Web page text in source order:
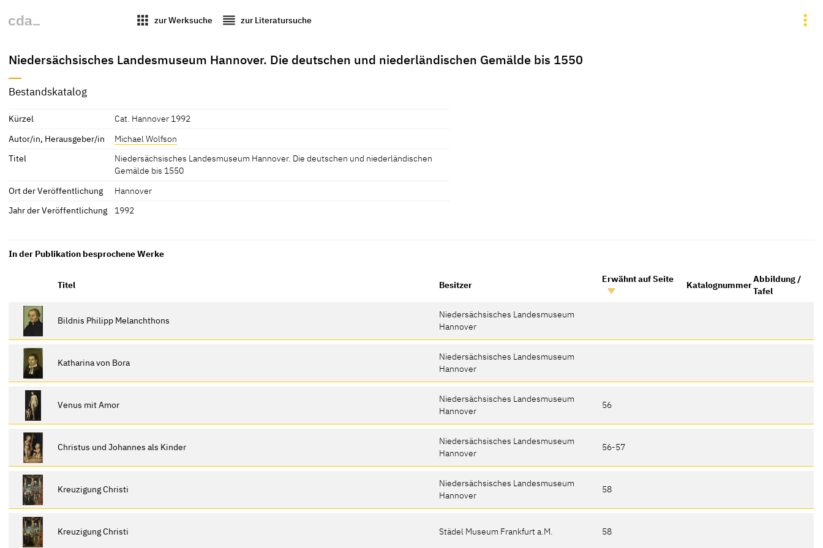
apps zur Werksuche reorder zur Literatursuche
Niedersächsisches Landesmuseum Hannover. Die deutschen und niederländischen Gemälde bis 1550
Bestandskatalog
Kürzel
Cat. Hannover 1992
Autor/in, Herausgeber/in
Michael Wolfson
Titel
Niedersächsisches Landesmuseum Hannover. Die deutschen und niederländischen
Gemälde bis 1550
Ort der Veröffentlichung
Hannover
Jahr der Veröffentlichung
1992
In der Publikation besprochene Werke
Titel Besitzer
Erwähnt auf Seite
Katalognummer
Abbildung /
Tafel
Bildnis Philipp Melanchthons
Niedersächsisches Landesmuseum
Hannover
Katharina von Bora
Niedersächsisches Landesmuseum
Hannover
Venus mit Amor
Niedersächsisches Landesmuseum
Hannover
56
Christus und Johannes als Kinder
Niedersächsisches Landesmuseum
Hannover
56-57
Kreuzigung Christi
Niedersächsisches Landesmuseum
Hannover
58
Kreuzigung Christi Städel Museum Frankfurt a.M. 58